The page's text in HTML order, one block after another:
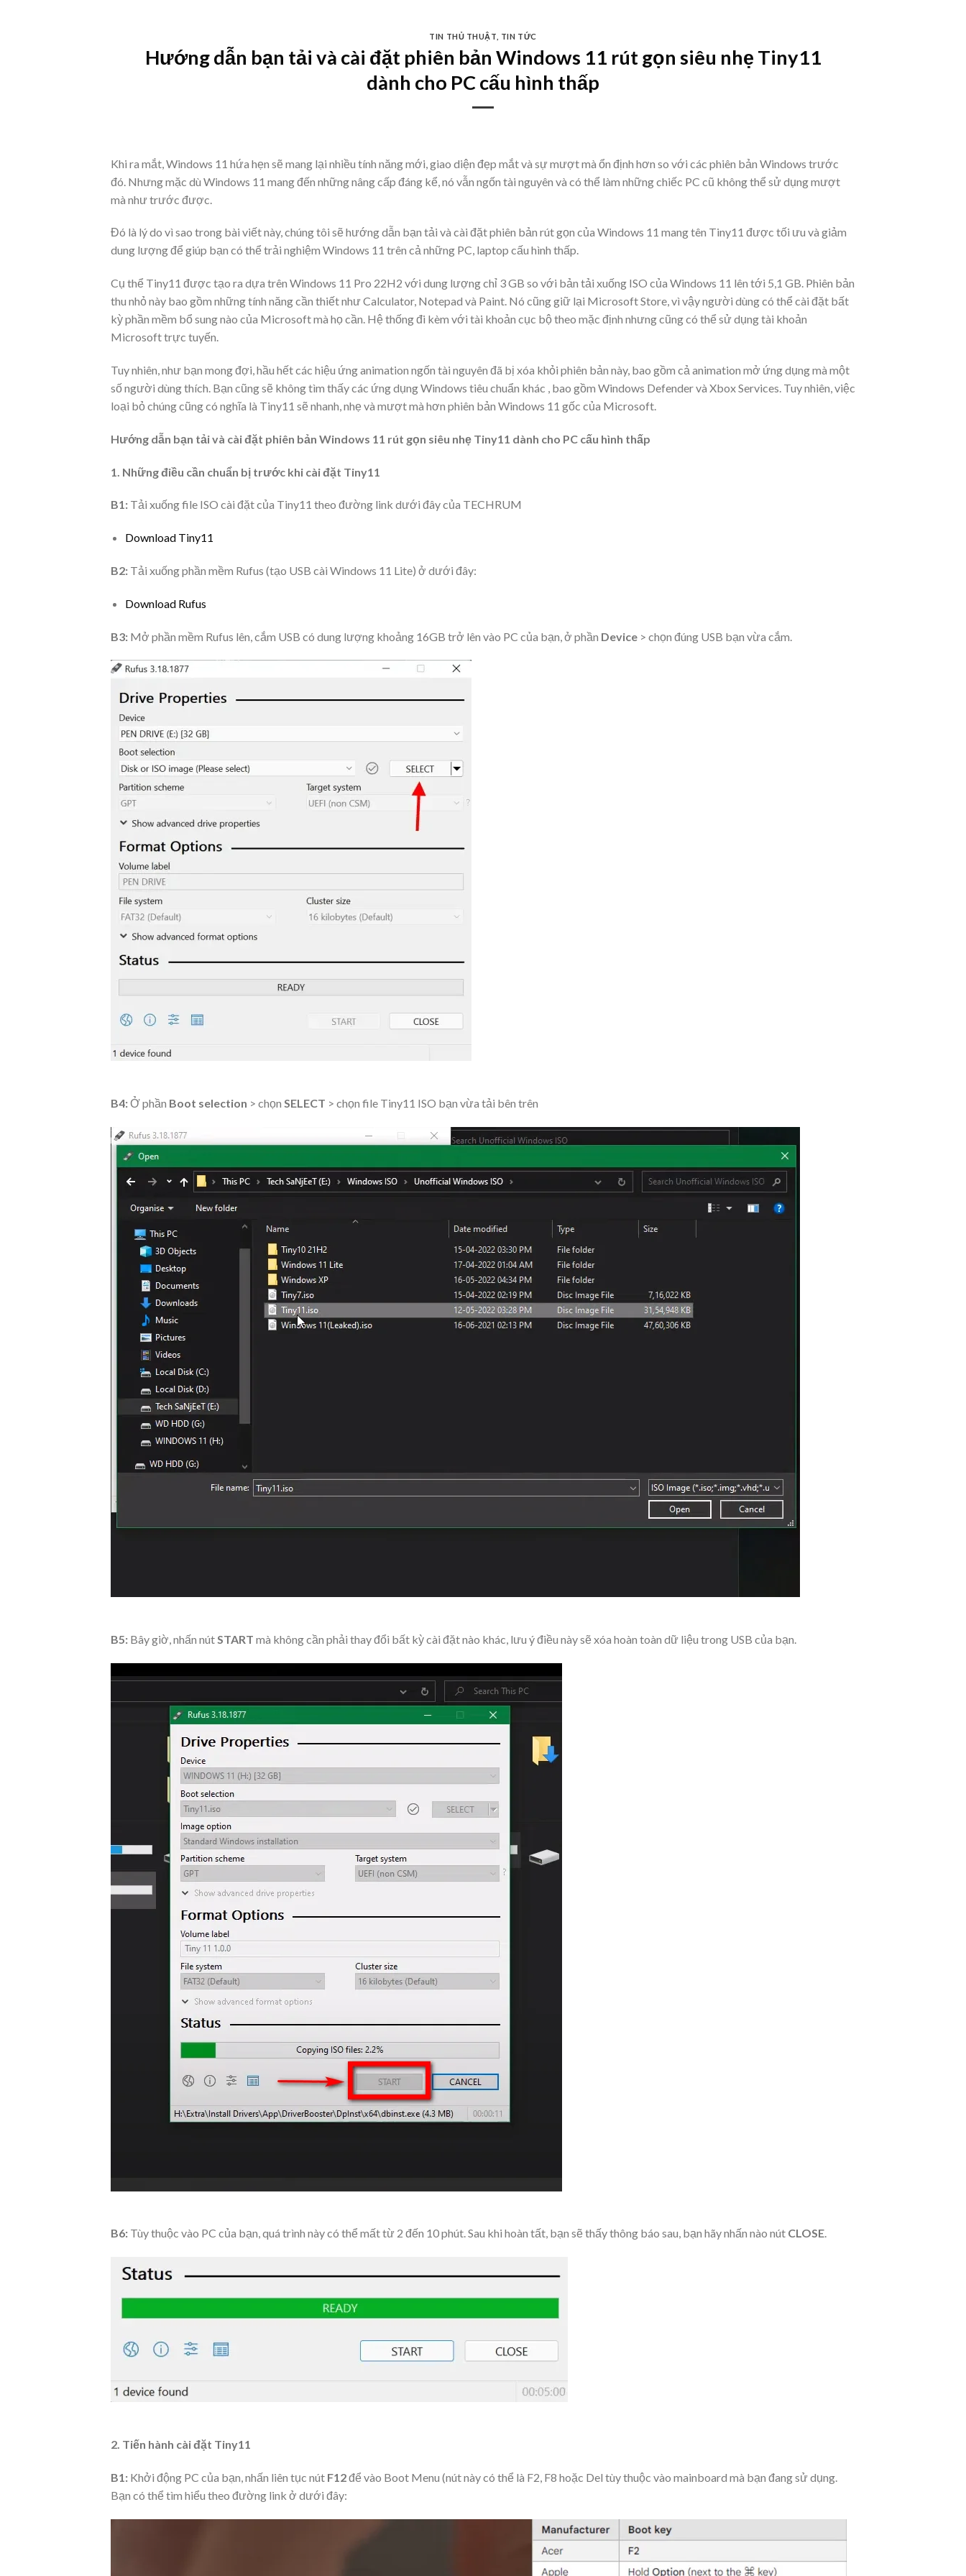
TIN THỦ THUẬT TIN TỨC
Hướng dẫn bạn tải và cài đặt phiên bản Windows 11 rút gọn siêu nhẹ Tiny11
dành cho PC cấu hình thấp
Khi ra mắt, Windows 11 hứa hẹn sẽ mang lại nhiều tính năng mới, giao diện đẹp mắt và sự mượt mà ổn định hơn so với các phiên bản Windows trước
đó. Nhưng mặc dù Windows 11 mang đến những nâng cấp đáng kể, nó vẫn ngốn tài nguyên và có thể làm những chiếc PC cũ không thể sử dụng mượt
mà như trước được.
Đó là lý do vì sao trong bài viết này, chúng tôi sẽ hướng dẫn bạn tải và cài đặt phiên bản rút gọn của Windows 11 mang tên Tiny11 được tối ưu và giảm
dung lượng để giúp bạn có thể trải nghiệm Windows 11 trên cả những PC, laptop cấu hình thấp.
Cụ thể Tiny11 được tạo ra dựa trên Windows 11 Pro 22H2 với dung lượng chỉ 3 GB so với bản tải xuống ISO của Windows 11 lên tới 5,1 GB. Phiên bản
thu nhỏ này bao gồm những tính năng cần thiết như Calculator, Notepad và Paint. Nó cũng giữ lại Microsoft Store, vì vậy người dùng có thể cài đặt bất
kỳ phần mềm bổ sung nào của Microsoft mà họ cần. Hệ thống đi kèm với tài khoản cục bộ theo mặc định nhưng cũng có thể sử dụng tài khoản
Microsoft trực tuyến.
Tuy nhiên, như bạn mong đợi, hầu hết các hiệu ứng animation ngốn tài nguyên đã bị xóa khỏi phiên bản này, bao gồm cả animation mở ứng dụng mà một
số người dùng thích. Bạn cũng sẽ không tìm thấy các ứng dụng Windows tiêu chuẩn khác , bao gồm Windows Defender và Xbox Services. Tuy nhiên, việc
loại bỏ chúng cũng có nghĩa là Tiny11 sẽ nhanh, nhẹ và mượt mà hơn phiên bản Windows 11 gốc của Microsoft.
Hướng dẫn bạn tải và cài đặt phiên bản Windows 11 rút gọn siêu nhẹ Tiny11 dành cho PC cấu hình thấp
1. Những điều cần chuẩn bị trước khi cài đặt Tiny11
B1: Tải xuống file ISO cài đặt của Tiny11 theo đường link dưới đây của TECHRUM
Download Tiny11
B2:Tải xuống phần mềm Rufus (tạo USB cài Windows 11 Lite) ở dưới đây:
Download Rufus
B3: Mở phần mềm Rufus lên, cắm USB có dung lượng khoảng 16GB trở lên vào PC của bạn, ở phần Device> chọn đúng USB bạn vừa cắm.
B4:Ở phần Boot selection > chọn SELECT > chọn file Tiny11 ISO bạn vừa tải bên trên
B5: Bây giờ, nhấn nútSTART mà không cần phải thay đổi bất kỳ cài đặt nào khác, lưu ý điều này sẽ xóa hoàn toàn dữ liệu trong USB của bạn.
B6: Tùy thuộc vào PC của bạn, quá trình này có thể mất từ 2 đến 10 phút. Sau khi hoàn tất, bạn sẽ thấy thông báo sau, bạn hãy nhấn nào nút CLOSE.
2. Tiến hành cài đặt Tiny11
B1: Khởi động PC của bạn, nhấn liên tục nútF12để vào Boot Menu (nút này có thể là F2, F8 hoặc Del tùy thuộc vào mainboard mà bạn đang sử dụng.
Bạn có thể tìm hiểu theo đường link ở dưới đây: